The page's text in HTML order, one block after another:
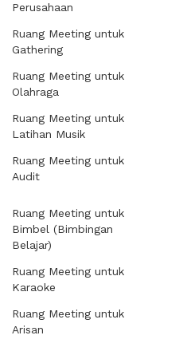
Perusahaan
Ruang Meeting untuk
Gathering
Ruang Meeting untuk
Olahraga
Ruang Meeting untuk
Latihan Musik
Ruang Meeting untuk
Audit
Ruang Meeting untuk
Bimbel (Bimbingan
Belajar)
Ruang Meeting untuk
Karaoke
Ruang Meeting untuk
Arisan